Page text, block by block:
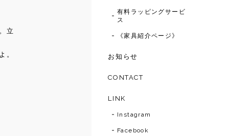
立
。
有料ラッピングサービ
ス
《家具紹介ページ》
お知らせ
CONTACT
LINK
Instagram
Facebook